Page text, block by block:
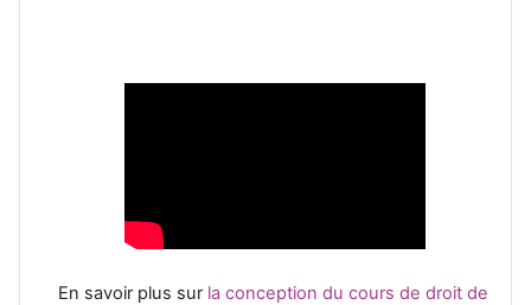
En savoir plus sur la conception du cours de droit de